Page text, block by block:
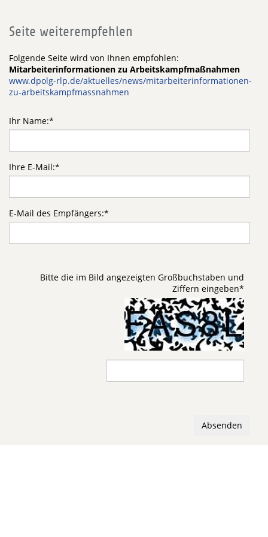
Seite weiterempfehlen
Folgende Seite wird von Ihnen empfohlen:
Mitarbeiterinformationen zu Arbeitskampfmaßnahmen
www.dpolg-rlp.de/aktuelles/news/mitarbeiterinformationen-
zu-arbeitskampfmassnahmen
Ihr Name:*
Ihre E-Mail:*
E-Mail des Empfängers:*
Bitte die im Bild angezeigten Großbuchstaben und
Ziffern eingeben*
Absenden